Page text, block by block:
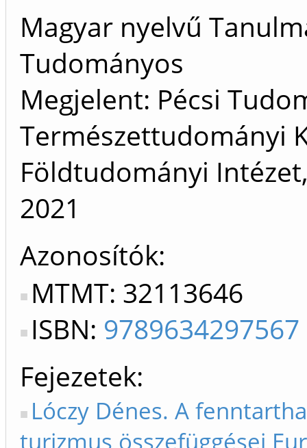
Magyar nyelvű
Tudományos
Megjelent: Pécsi
Természettudományi
Földtudományi
2021
Azonosítók
MTMT: 32113646
ISBN: 9789634297567
Fejezetek
Lóczy Dénes. A
turizmus összefüggései